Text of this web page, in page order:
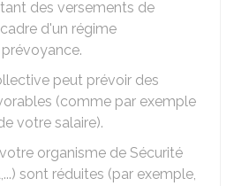
des versements de
d'un régime
peut prévoir des
(comme par exemple
votre salaire).
organisme de Sécurité
sont réduites (par exemple,